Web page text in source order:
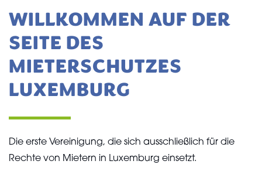
WILLKOMMEN AUF DER
SEITE DES
MIETERSCHUTZES
LUXEMBURG
Die erste Vereinigung, die sich ausschließlich für die
Rechte von Mietern in Luxemburg einsetzt.